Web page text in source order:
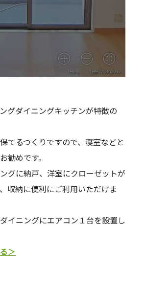
グダイニングキッチンが特徴の
てるつくりですので、寝室などと
勧めです。
グに納戸、洋室にクローゼットが
収納に便利にご利用いただけま
イニングにエアコン１台を設置し
＞